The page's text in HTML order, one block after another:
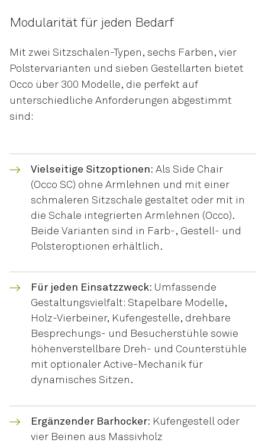
Modularität für jeden Bedarf
Mit zwei Sitzschalen-Typen, sechs Farben, vier
Polstervarianten und sieben Gestellarten bietet
Occo über 300 Modelle, die perfekt auf
unterschiedliche Anforderungen abgestimmt
sind:
Vielseitige Sitzoptionen: Als Side Chair
(Occo SC) ohne Armlehnen und mit einer
schmaleren Sitzschale gestaltet oder mit in
die Schale integrierten Armlehnen (Occo).
Beide Varianten sind in Farb-, Gestell- und
Polsteroptionen erhältlich.
Für jeden Einsatzzweck: Umfassende
Gestaltungsvielfalt: Stapelbare Modelle,
Holz-Vierbeiner, Kufengestelle, drehbare
Besprechungs- und Besucherstühle sowie
höhenverstellbare Dreh- und Counterstühle
mit optionaler Active-Mechanik für
dynamisches Sitzen.
Ergänzender Barhocker: Kufengestell oder
vier Beinen aus Massivholz